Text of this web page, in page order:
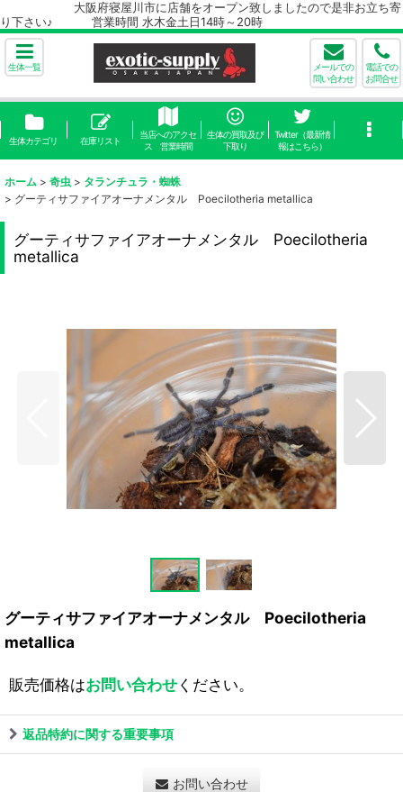
大阪府寝屋川市に店舗をオープン致しましたので是非お立ち寄
り下さい♪ 営業時間 水木金土日14時～20時
生体一覧
メールでの
問い合わせ
電話での
お問合せ
生体カテゴリ 在庫リスト
当店へのアクセ
ス 営業時間
生体の買取及び
下取り
Twitter（最新情
報はこちら）
ホーム > 奇虫 > タランチュラ・蜘蛛
> グーティサファイアオーナメンタル Poecilotheria metallica
グーティサファイアオーナメンタル Poecilotheria
metallica
グーティサファイアオーナメンタル Poecilotheria
metallica
販売価格はお問い合わせください。
返品特約に関する重要事項
お問い合わせ